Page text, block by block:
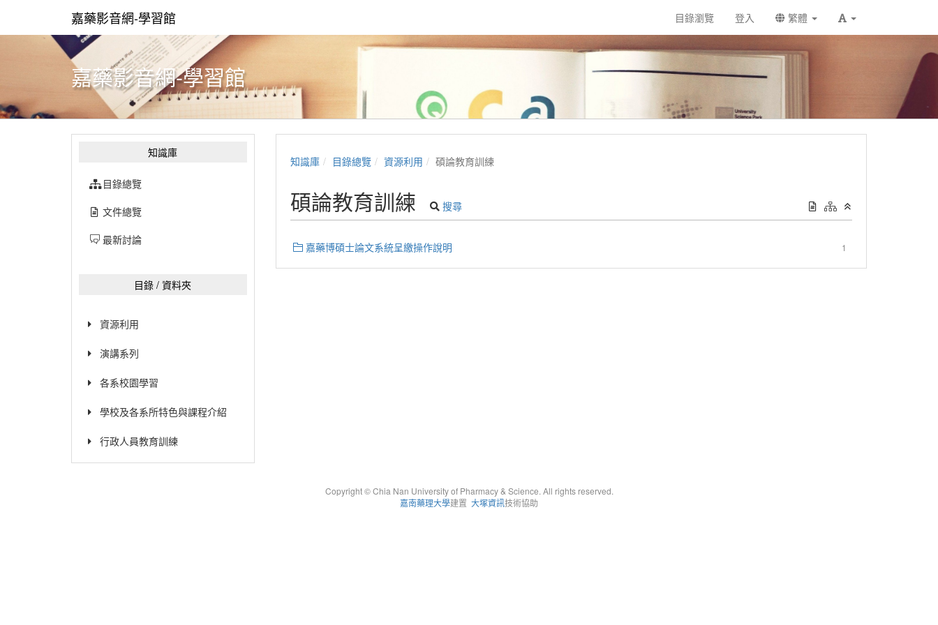
嘉藥影音網-學習館 目錄瀏覽 登入 繁體
嘉藥影音網-學習館
知識庫
目錄總覽
文件總覽
最新討論
目錄 / 資料夾
資源利用
演講系列
各系校園學習
學校及各系所特色與課程介紹
行政人員教育訓練
知識庫 目錄總覽 資源利用 碩論教育訓練
碩論教育訓練 搜尋
1
嘉藥博碩士論文系統呈繳操作說明
Copyright © Chia Nan University of Pharmacy & Science. All rights reserved.
嘉南藥理大學建置 大塚資訊技術協助